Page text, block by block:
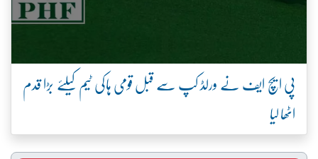
پی ایچ ایف نے ورلڈ کپ سے قبل قومی ہاکی ٹیم کیلئے بڑا قدم
اٹھا لیا